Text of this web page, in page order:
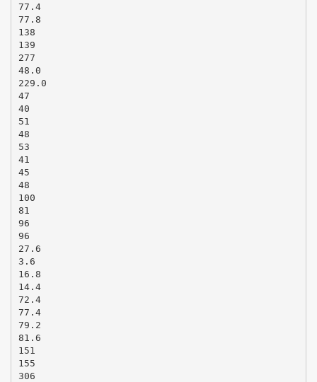
77.4
77.8
138
139
277
48.0
229.0
47
40
51
48
53
41
45
48
100
81
96
96
27.6
3.6
16.8
14.4
72.4
77.4
79.2
81.6
151
155
306